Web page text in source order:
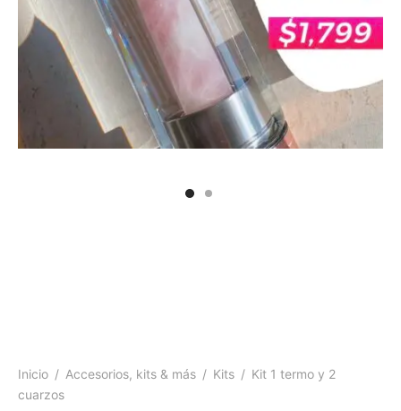
Inicio / Accesorios, kits & más / Kits / Kit 1 termo y 2
cuarzos
más